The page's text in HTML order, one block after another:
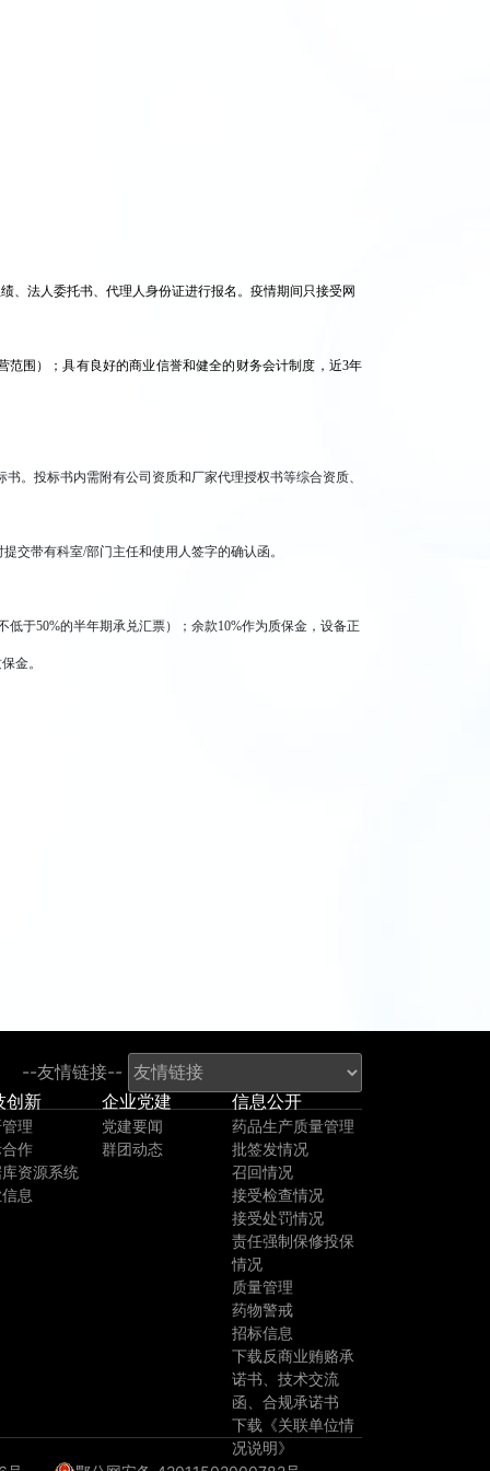
、法人委托书、代理人身份证进行报名。疫情期间只接受网
围）；具有良好的商业信誉和健全的财务会计制度，近3年
。投标书内需附有公司资质和厂家代理授权书等综合资质、
交带有科室/部门主任和使用人签字的确认函。
于50%的半年期承兑汇票）；余款10%作为质保金，设备正
金。
--友情链接--
创新
理
作
资源系统
息
企业党建
党建要闻
群团动态
信息公开
药品生产质量管理
批签发情况
召回情况
接受检查情况
接受处罚情况
责任强制保修投保
情况
质量管理
药物警戒
招标信息
下载反商业贿赂承
诺书、技术交流
函、合规承诺书
下载《关联单位情
况说明》